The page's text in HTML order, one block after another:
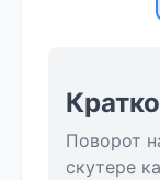
Поворот
скутере